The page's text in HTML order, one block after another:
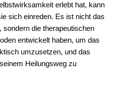
erlebt hat, kann
sich einreden. Es ist nicht das
die therapeutischen
entwickelt haben, um das
umzusetzen, und das
Heilungsweg zu